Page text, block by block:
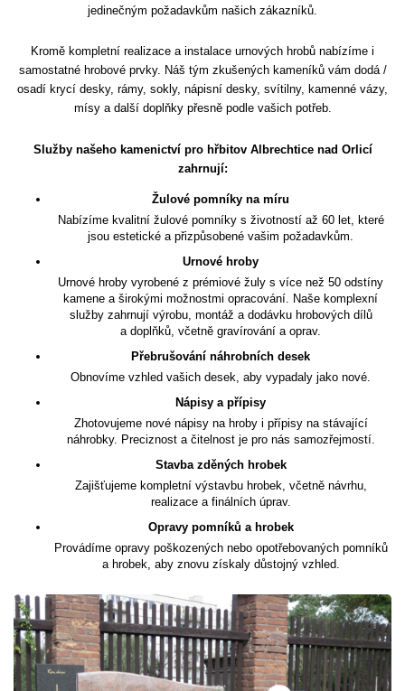
jedinečným požadavkům našich zákazníků.
Kromě kompletní realizace a instalace urnových hrobů nabízíme i
samostatné hrobové prvky. Náš tým zkušených kameníků vám dodá /
osadí krycí desky, rámy, sokly, nápisní desky, svítilny, kamenné vázy,
mísy a další doplňky přesně podle vašich potřeb.
Služby našeho kamenictví pro hřbitov Albrechtice nad Orlicí
zahrnují:
Žulové pomníky na míru
Nabízíme kvalitní žulové pomníky s životností až 60 let, které
jsou estetické a přizpůsobené vašim požadavkům.
Urnové hroby
Urnové hroby vyrobené z prémiové žuly s více než 50 odstíny
kamene a širokými možnostmi opracování. Naše komplexní
služby zahrnují výrobu, montáž a dodávku hrobových dílů
a doplňků, včetně gravírování a oprav.
Přebrušování náhrobních desek
Obnovíme vzhled vašich desek, aby vypadaly jako nové.
Nápisy a přípisy
Zhotovujeme nové nápisy na hroby i přípisy na stávající
náhrobky. Preciznost a čitelnost je pro nás samozřejmostí.
Stavba zděných hrobek
Zajišťujeme kompletní výstavbu hrobek, včetně návrhu,
realizace a finálních úprav.
Opravy pomníků a hrobek
Provádíme opravy poškozených nebo opotřebovaných pomníků
a hrobek, aby znovu získaly důstojný vzhled.